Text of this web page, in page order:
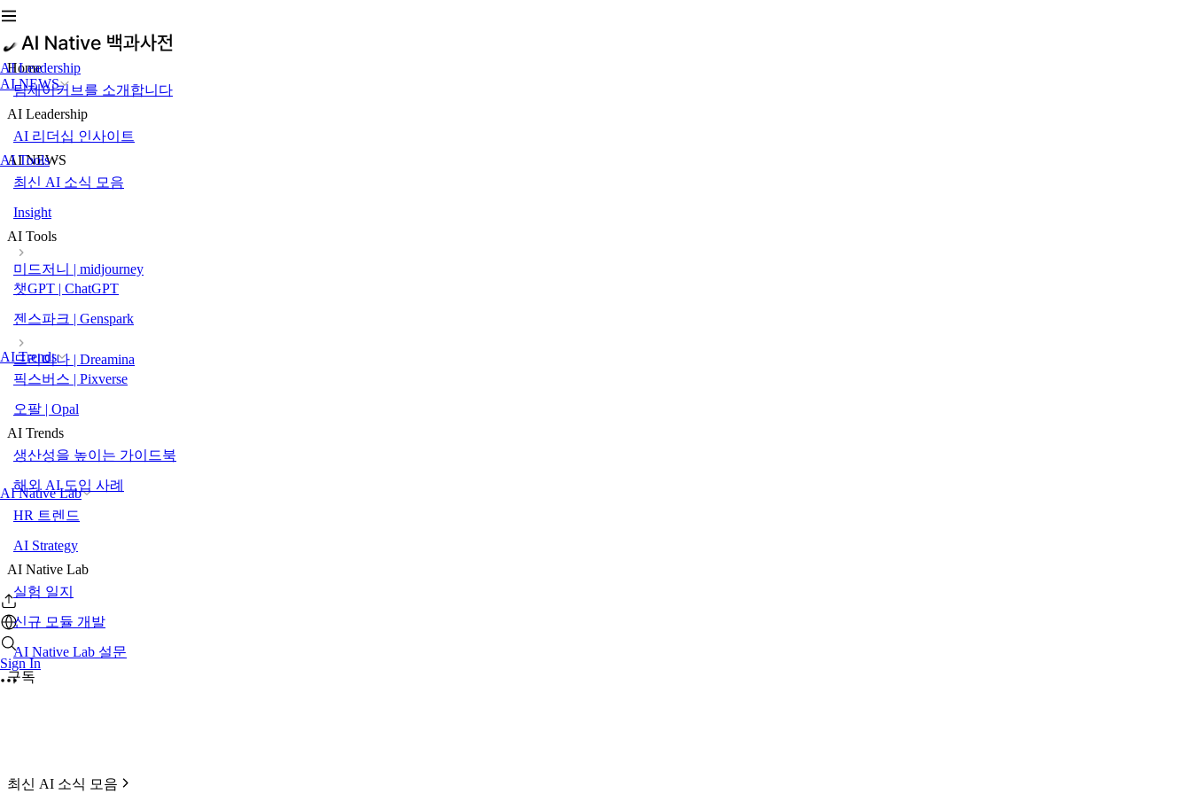
AI Leadership
AI NEWS
AI Tools
AI Trends
AI Native Lab
Sign In
Home
팀제이커브를 소개합니다
AI Leadership
AI 리더십 인사이트
AI NEWS
최신 AI 소식 모음
Insight
AI Tools
미드저니 | midjourney
챗GPT | ChatGPT
젠스파크 | Genspark
드리미나 | Dreamina
픽스버스 | Pixverse
오팔 | Opal
AI Trends
생산성을 높이는 가이드북
해외 AI 도입 사례
HR 트렌드
AI Strategy
AI Native Lab
실험 일지
신규 모듈 개발
AI Native Lab 설문
구독
최신 AI 소식 모음